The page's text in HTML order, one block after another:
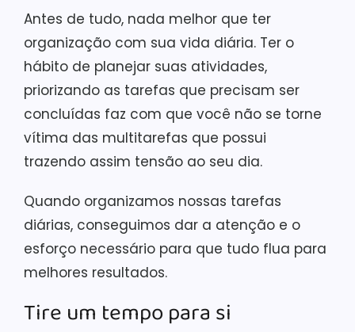
Antes de tudo, nada melhor que ter
organização com sua vida diária. Ter o
hábito de planejar suas atividades,
priorizando as tarefas que precisam ser
concluídas faz com que você não se torne
vítima das multitarefas que possui
trazendo assim tensão ao seu dia.
Quando organizamos nossas tarefas
diárias, conseguimos dar a atenção e o
esforço necessário para que tudo flua para
melhores resultados.
Tire um tempo para si